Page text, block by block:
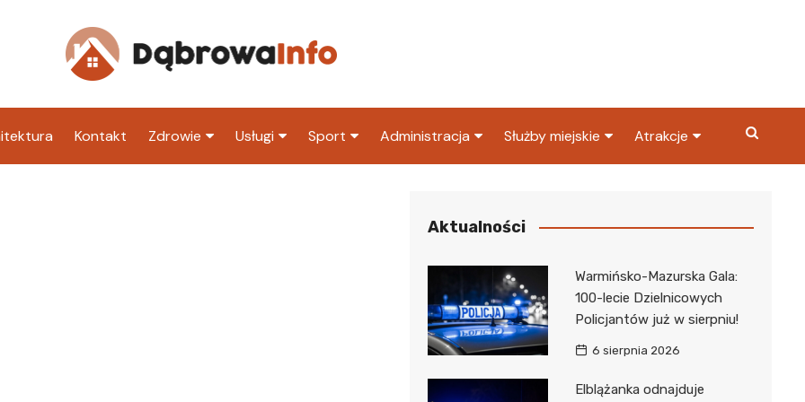
Kontakt Zdrowie Usługi Sport Administracja
Urząd Skarbowy
Służby miejskie
Policja
Atrakcje
Aktualności
Warmińsko-Mazurska Gala:
100-lecie Dzielnicowych
Policjantów już w sierpniu!
6 sierpnia 2026
Elblążanka odnajduje